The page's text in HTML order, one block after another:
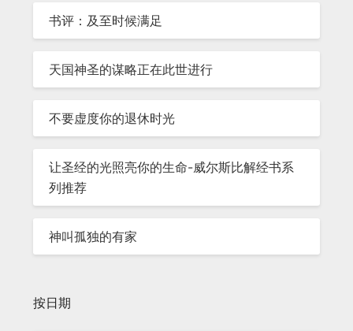
书评：及至时候满足
天国神圣的谋略正在此世进行
不要虚度你的退休时光
让圣经的光照亮你的生命-威尔斯比解经书系
列推荐
神叫孤独的有家
按日期